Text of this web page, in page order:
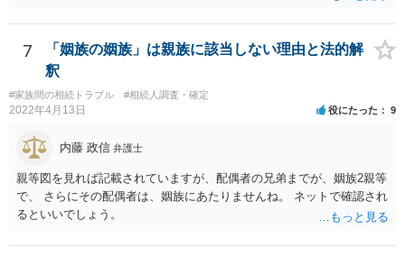
7
「姻族の姻族」は親族に該当しない理由と法的解
釈
#家族間の相続トラブル #相続人調査・確定
2022年4月13日 役にたった 9
内藤 政信 弁護士
親等図を見れば記載されていますが、配偶者の兄弟までが、姻族2親等
で、 さらにその配偶者は、姻族にあたりませんね。 ネットで確認され
るといいでしょう。